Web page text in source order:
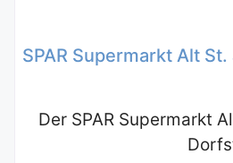
SPAR Supermarkt Alt
Der SPAR Supermarkt